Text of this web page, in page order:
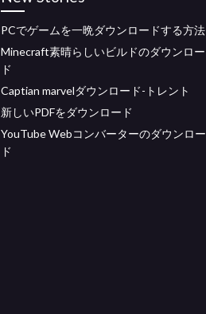
PCでゲームを一晩ダウンロードする方法
Minecraft素晴らしいビルドのダウンロー
ド
Captian marvelダウンロード-トレント
新しいPDFをダウンロード
YouTube Webコンバーターのダウンロー
ド